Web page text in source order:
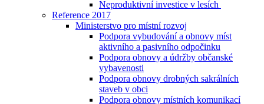
Neproduktivní investice v lesích
Reference 2017
Ministerstvo pro místní rozvoj
Podpora vybudování a obnovy míst
aktivního a pasivního odpočinku
Podpora obnovy a údržby občanské
vybavenosti
Podpora obnovy drobných sakrálních
staveb v obci
Podpora obnovy místních komunikací